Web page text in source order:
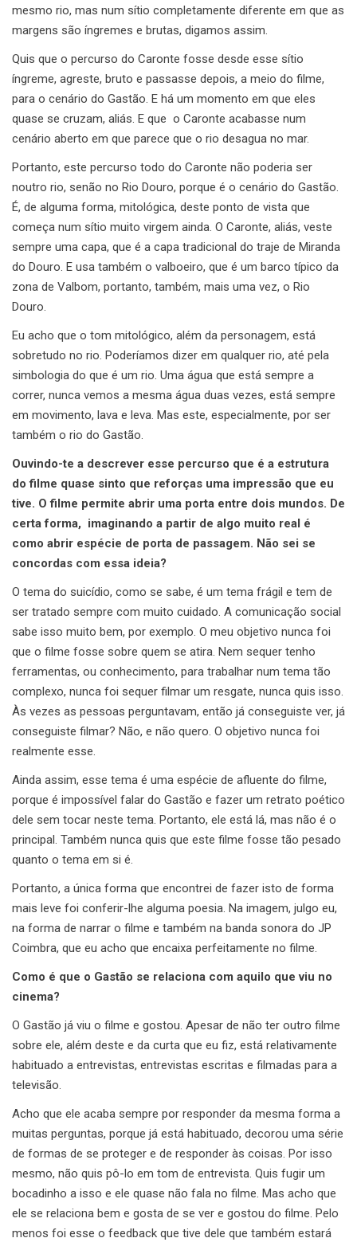
mesmo rio, mas num sítio completamente diferente em que as
margens são íngremes e brutas, digamos assim.
Quis que o percurso do Caronte fosse desde esse sítio
íngreme, agreste, bruto e passasse depois, a meio do filme,
para o cenário do Gastão. E há um momento em que eles
quase se cruzam, aliás. E que o Caronte acabasse num
cenário aberto em que parece que o rio desagua no mar.
Portanto, este percurso todo do Caronte não poderia ser
noutro rio, senão no Rio Douro, porque é o cenário do Gastão.
É, de alguma forma, mitológica, deste ponto de vista que
começa num sítio muito virgem ainda. O Caronte, aliás, veste
sempre uma capa, que é a capa tradicional do traje de Miranda
do Douro. E usa também o valboeiro, que é um barco típico da
zona de Valbom, portanto, também, mais uma vez, o Rio
Douro.
Eu acho que o tom mitológico, além da personagem, está
sobretudo no rio. Poderíamos dizer em qualquer rio, até pela
simbologia do que é um rio. Uma água que está sempre a
correr, nunca vemos a mesma água duas vezes, está sempre
em movimento, lava e leva. Mas este, especialmente, por ser
também o rio do Gastão.
Ouvindo-te a descrever esse percurso que é a estrutura
do filme quase sinto que reforças uma impressão que eu
tive. O filme permite abrir uma porta entre dois mundos. De
certa forma, imaginando a partir de algo muito real é
como abrir espécie de porta de passagem. Não sei se
concordas com essa ideia?
O tema do suicídio, como se sabe, é um tema frágil e tem de
ser tratado sempre com muito cuidado. A comunicação social
sabe isso muito bem, por exemplo. O meu objetivo nunca foi
que o filme fosse sobre quem se atira. Nem sequer tenho
ferramentas, ou conhecimento, para trabalhar num tema tão
complexo, nunca foi sequer filmar um resgate, nunca quis isso.
Às vezes as pessoas perguntavam, então já conseguiste ver, já
conseguiste filmar? Não, e não quero. O objetivo nunca foi
realmente esse.
Ainda assim, esse tema é uma espécie de afluente do filme,
porque é impossível falar do Gastão e fazer um retrato poético
dele sem tocar neste tema. Portanto, ele está lá, mas não é o
principal. Também nunca quis que este filme fosse tão pesado
quanto o tema em si é.
Portanto, a única forma que encontrei de fazer isto de forma
mais leve foi conferir-lhe alguma poesia. Na imagem, julgo eu,
na forma de narrar o filme e também na banda sonora do JP
Coimbra, que eu acho que encaixa perfeitamente no filme.
Como é que o Gastão se relaciona com aquilo que viu no
cinema?
O Gastão já viu o filme e gostou. Apesar de não ter outro filme
sobre ele, além deste e da curta que eu fiz, está relativamente
habituado a entrevistas, entrevistas escritas e filmadas para a
televisão.
Acho que ele acaba sempre por responder da mesma forma a
muitas perguntas, porque já está habituado, decorou uma série
de formas de se proteger e de responder às coisas. Por isso
mesmo, não quis pô-lo em tom de entrevista. Quis fugir um
bocadinho a isso e ele quase não fala no filme. Mas acho que
ele se relaciona bem e gosta de se ver e gostou do filme. Pelo
menos foi esse o feedback que tive dele que também estará